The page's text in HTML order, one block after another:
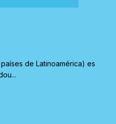
de Latinoamérica) es